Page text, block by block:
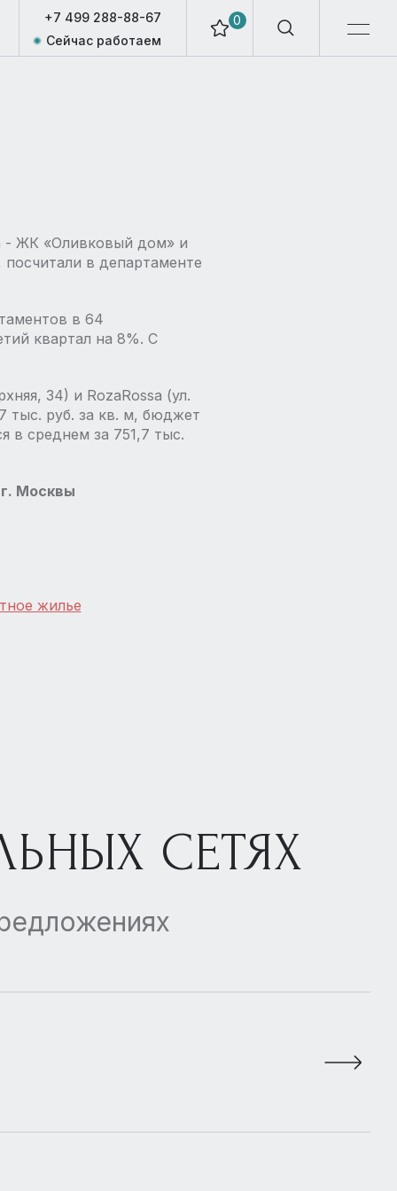
0
+7 499 288-88-67
Сейчас работаем
- ЖК «Оливковый дом» и
в департаменте
в 64
квартал на 8%. С
34) и RozaRossa (ул.
тыс. руб. за кв. м, бюджет
в среднем за 751,7 тыс.
Москвы
жилье
СЕТЯХ